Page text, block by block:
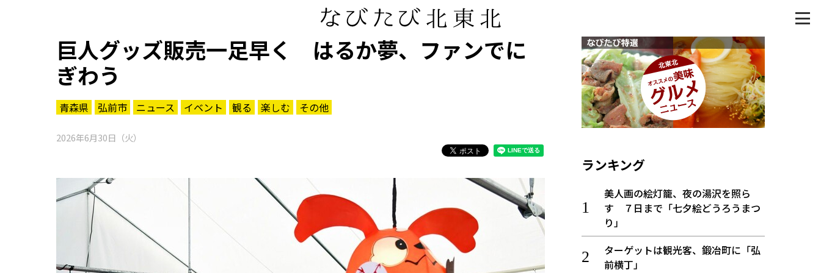
巨人グッズ販売一足早く はるか夢、ファンでに
ぎわう
青森県 弘前市 ニュース イベント 観る 楽しむ その他
2026年6月30日（火）
ランキング
美人画の絵灯籠、夜の湯沢を照ら
す ７日まで「七夕絵どうろうまつ
り」
ターゲットは観光客、鍛冶町に「弘
前横丁」
パワースポット